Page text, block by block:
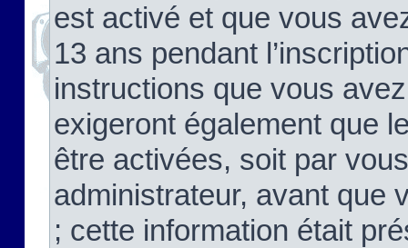
est activé et que vous
13 ans pendant
instructions que vous
exigeront également que
être activées, soit par
administrateur, avant que
; cette information était